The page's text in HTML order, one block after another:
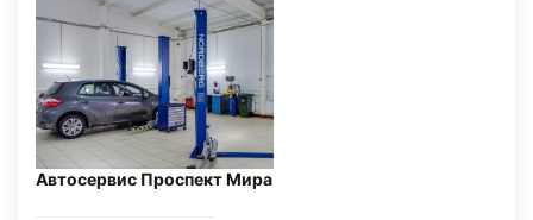
Автосервис Проспект Мира